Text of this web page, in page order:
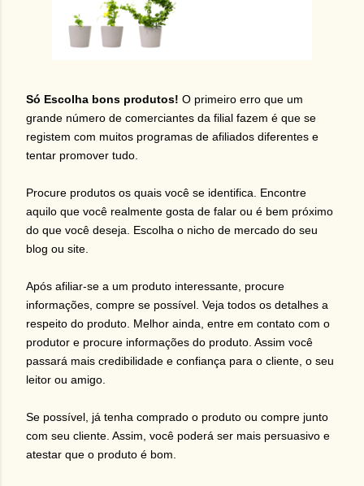
Só Escolha bons produtos! O primeiro erro que um
grande número de comerciantes da filial fazem é que se
registem com muitos programas de afiliados diferentes e
tentar promover tudo.
Procure produtos os quais você se identifica. Encontre
aquilo que você realmente gosta de falar ou é bem próximo
do que você deseja. Escolha o nicho de mercado do seu
blog ou site.
Após afiliar-se a um produto interessante, procure
informações, compre se possível. Veja todos os detalhes a
respeito do produto. Melhor ainda, entre em contato com o
produtor e procure informações do produto. Assim você
passará mais credibilidade e confiança para o cliente, o seu
leitor ou amigo.
Se possível, já tenha comprado o produto ou compre junto
com seu cliente. Assim, você poderá ser mais persuasivo e
atestar que o produto é bom.